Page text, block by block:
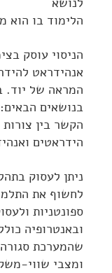
הלימוד בו הוא
הניסוי עוסק
אנהידראט
המראה של יוד.
בנושאים
הקשר בין
הידראטים
ניתן לעסוק
לחשוף את
ספונטניות
ובאנטרופיה
שהמערכת סגורה
ומצבי שווי-